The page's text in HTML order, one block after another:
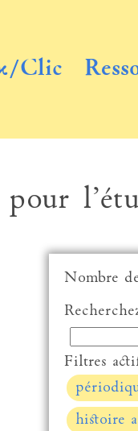
Clic
Nombre
Filtres
histoire